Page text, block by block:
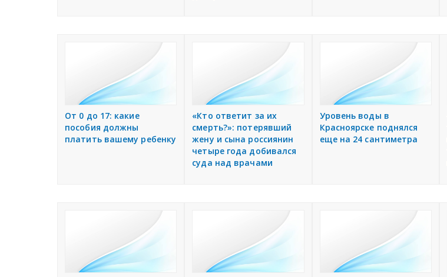
От 0 до 17: какие
пособия должны
платить вашему ребенку
«Кто ответит за их
смерть?»: потерявший
жену и сына россиянин
четыре года добивался
суда над врачами
Уровень воды в
Красноярске поднялся
еще на 24 сантиметра